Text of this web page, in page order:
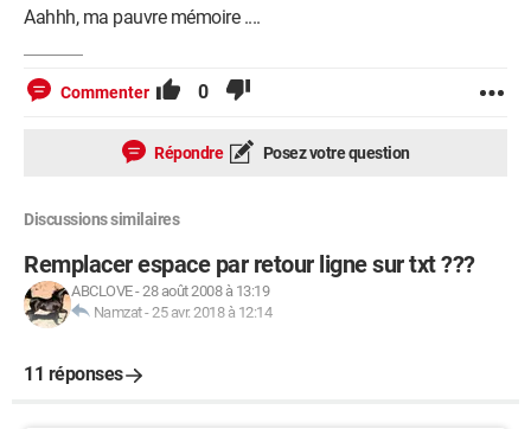
Aahhh, ma pauvre mémoire ....
Commenter 0
Répondre Posez votre question
Discussions similaires
Remplacer espace par retour ligne sur txt ???
ABCLOVE-28 août 2008 à 13:19
Namzat-25 avr. 2018 à 12:14
11 réponses